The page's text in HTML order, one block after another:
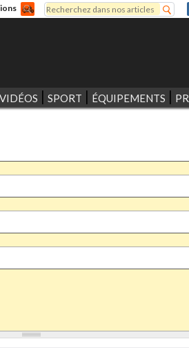
Formulaire de recherche
Rechercher
VIDÉOS SPORT ÉQUIPEMENTS